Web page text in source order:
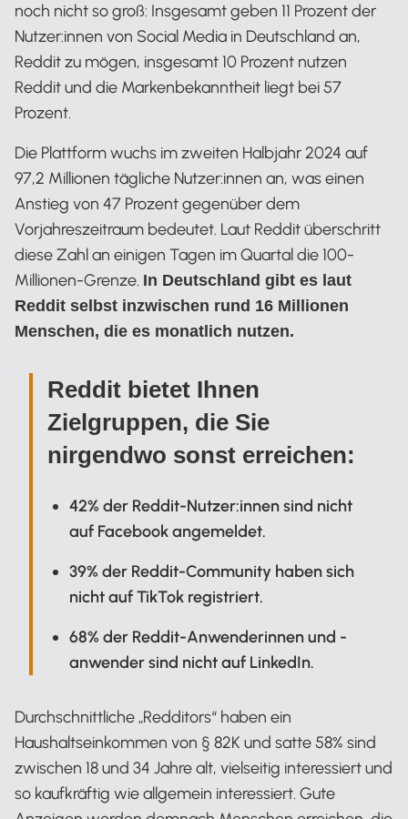
noch nicht so groß: Insgesamt geben 11 Prozent der
Nutzer:innen von Social Media in Deutschland an,
Reddit zu mögen, insgesamt 10 Prozent nutzen
Reddit und die Markenbekanntheit liegt bei 57
Prozent.
Die Plattform wuchs im zweiten Halbjahr 2024 auf
97,2 Millionen tägliche Nutzer:innen an, was einen
Anstieg von 47 Prozent gegenüber dem
Vorjahreszeitraum bedeutet. Laut Reddit überschritt
diese Zahl an einigen Tagen im Quartal die 100-
Millionen-Grenze. In Deutschland gibt es laut
Reddit selbst inzwischen rund 16 Millionen
Menschen, die es monatlich nutzen.
Reddit bietet Ihnen
Zielgruppen, die Sie
nirgendwo sonst erreichen:
42% der Reddit-Nutzer:innen sind nicht
auf Facebook angemeldet.
39% der Reddit-Community haben sich
nicht auf TikTok registriert.
68% der Reddit-Anwenderinnen und -
anwender sind nicht auf LinkedIn.
Durchschnittliche „Redditors“ haben ein
Haushaltseinkommen von § 82K und satte 58% sind
zwischen 18 und 34 Jahre alt, vielseitig interessiert und
so kaufkräftig wie allgemein interessiert. Gute